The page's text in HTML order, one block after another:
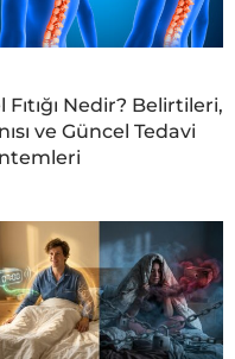
Fıtığı Nedir? Belirtileri,
ve Güncel Tedavi